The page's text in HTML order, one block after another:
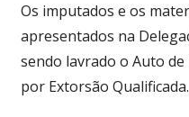
Os imputados e os
apresentados na
sendo lavrado o Auto
por Extorsão Qualificada.